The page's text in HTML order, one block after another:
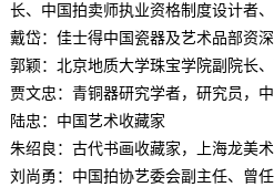
长、中国拍卖师执业资格制度设计者
戴岱：佳士得中国瓷器及艺术品部资
郭颖：北京地质大学珠宝学院副院长
贾文忠：青铜器研究学者，研究员，
陆忠：中国艺术收藏家
朱绍良：古代书画收藏家，上海龙美
刘尚勇：中国拍协艺委会副主任、曾